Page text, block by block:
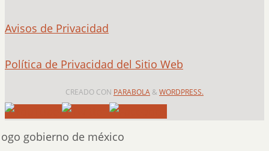
Avisos de Privacidad
Política de Privacidad del Sitio Web
CREADO CON PARABOLA & WORDPRESS.